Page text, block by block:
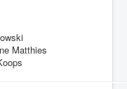
Matthies